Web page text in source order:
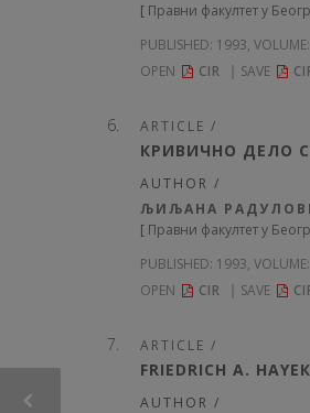
[ Правни факултет у
PUBLISHED: 1993,
OPEN
CIR SAVE
ARTICLE /
КРИВИЧНО ДЕЛО
AUTHOR /
ЉИЉАНА
[ Правни факултет у
PUBLISHED: 1993,
OPEN
CIR SAVE
ARTICLE /
FRIEDRICH А. НАYЕК
AUTHOR /